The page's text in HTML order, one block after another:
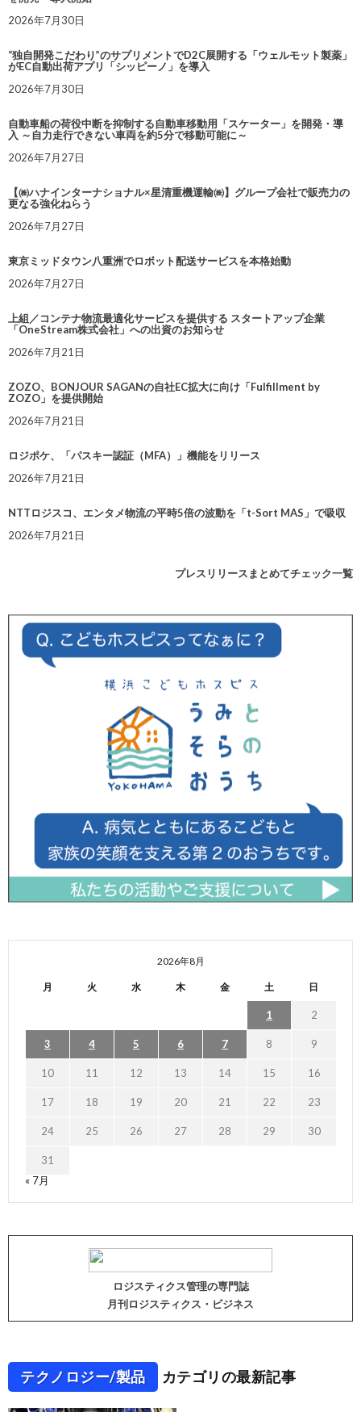
2026年7月30日
“独自開発こだわり”のサプリメントでD2C展開する「ウェルモット製薬」
がEC自動出荷アプリ「シッピーノ」を導入
2026年7月30日
自動車船の荷役中断を抑制する自動車移動用「スケーター」を開発・導
入 ～自力走行できない車両を約5分で移動可能に～
2026年7月27日
【㈱ハナインターナショナル×星清重機運輸㈱】グループ会社で販売力の
更なる強化ねらう
2026年7月27日
東京ミッドタウン八重洲でロボット配送サービスを本格始動
2026年7月27日
上組／コンテナ物流最適化サービスを提供する スタートアップ企業
「OneStream株式会社」への出資のお知らせ
2026年7月21日
ZOZO、BONJOUR SAGANの自社EC拡大に向け「Fulfillment by
ZOZO」を提供開始
2026年7月21日
ロジポケ、「パスキー認証（MFA）」機能をリリース
2026年7月21日
NTTロジスコ、エンタメ物流の平時5倍の波動を「t-Sort MAS」で吸収
2026年7月21日
プレスリリースまとめてチェック一覧
2026年8月
月 火 水 木 金 土 日
1 2
3 4 5 6 7 8 9
10 11 12 13 14 15 16
17 18 19 20 21 22 23
24 25 26 27 28 29 30
31
« 7月
ロジスティクス管理の専門誌
月刊ロジスティクス・ビジネス
テクノロジー/製品 カテゴリの最新記事